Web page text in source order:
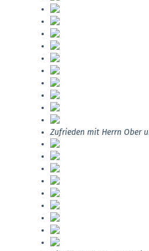
Zufrieden mit Herrn Ober